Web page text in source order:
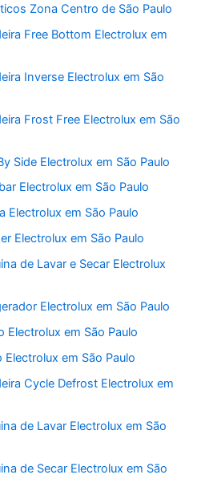
Zona Centro de São Paulo
Free Bottom Electrolux em
Inverse Electrolux em São
Frost Free Electrolux em São
Side Electrolux em São Paulo
Electrolux em São Paulo
Electrolux em São Paulo
Electrolux em São Paulo
de Lavar e Secar Electrolux
Electrolux em São Paulo
Electrolux em São Paulo
em São Paulo
Cycle Defrost Electrolux em
de Lavar Electrolux em São
de Secar Electrolux em São